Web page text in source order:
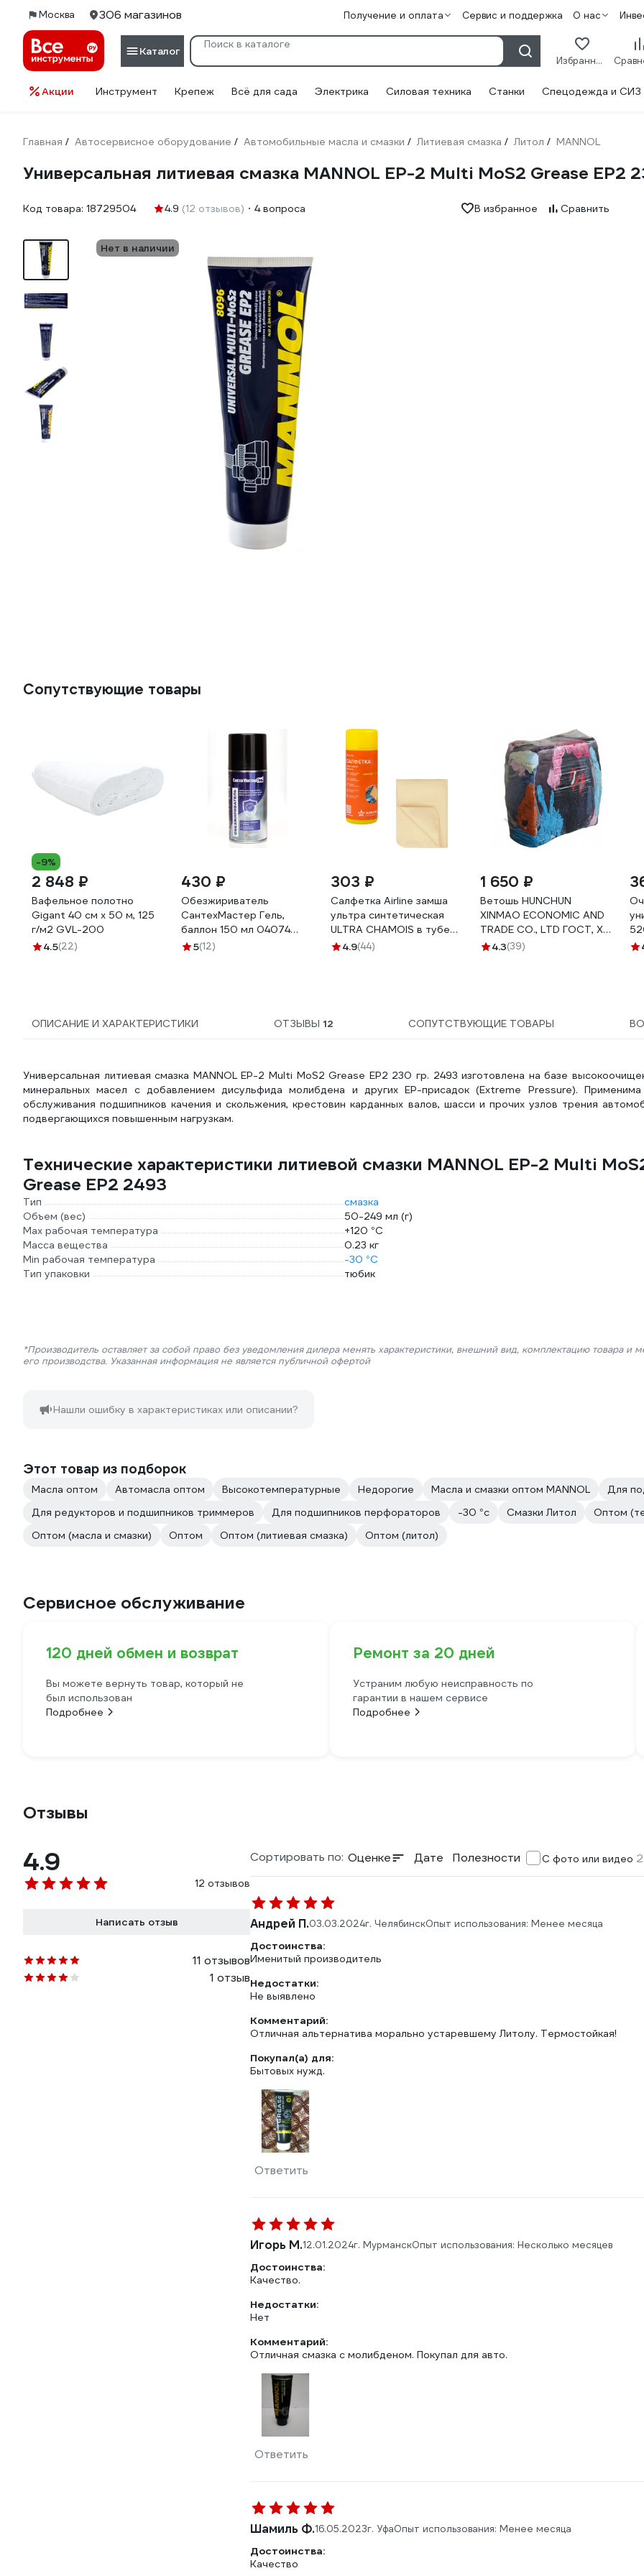
Москва 306 магазинов Получение и оплата Сервис и поддержка О нас
Каталог
Избранное
Акции Инструмент Крепеж Всё для сада Электрика Силовая техника Станки Спецодежда и СИЗ
Главная / Автосервисное оборудование / Автомобильные масла и смазки / Литиевая смазка / Литол / MANNOL
Универсальная литиевая смазка MANNOL EP-2 Multi MoS2 Grease EP2
Код товара: 18729504 4.9 (12 отзывов) 4 вопроса В избранное Сравнить
Нет в наличии
Сопутствующие товары
-9%
2 848 ₽
Вафельное полотно
Gigant 40 см х 50 м, 125
г/м2 GVL-200
4.5(22)
430 ₽
Обезжириватель
СантехМастер Гель,
баллон 150 мл 04074
4630009040743
5(12)
303 ₽
Салфетка Airline замша
ультра синтетическая
ULTRA CHAMOIS в тубе
40х32 см AB-C-03
4.9(44)
1 650 ₽
Ветошь HUNCHUN
XINMAO ECONOMIC AND
TRADE CO., LTD ГОСТ, ХБ
цветной трикотаж,
4.3(39)
ОПИСАНИЕ И ХАРАКТЕРИСТИКИ ОТЗЫВЫ 12 СОПУТСТВУЮЩИЕ ТОВАРЫ
Универсальная литиевая смазка MANNOL EP-2 Multi MoS2 Grease EP2 230 гр. 2493 изготовлена на базе
минеральных масел с добавлением дисульфида молибдена и других ЕР-присадок (Extreme Pressure).
обслуживания подшипников качения и скольжения, крестовин карданных валов, шасси и прочих узлов трения
подвергающихся повышенным нагрузкам.
Технические характеристики литиевой смазки MANNOL EP-2 Multi
Grease EP2 2493
Тип
смазка
Объем (вес)
50-249 мл (г)
Max рабочая температура
+120 °С
Масса вещества
0.23 кг
Min рабочая температура
-30 °С
Тип упаковки
тюбик
*Производитель оставляет за собой право без уведомления дилера менять характеристики, внешний вид, комплектацию товара и
его производства. Указанная информация не является публичной офертой
Нашли ошибку в характеристиках или описании?
Этот товар из подборок
Масла оптом Автомасла оптом Высокотемпературные Недорогие Масла и смазки оптом MANNOL Для
Для редукторов и подшипников триммеров
Для подшипников перфораторов -30 °с Смазки Литол
Оптом
Оптом (масла и смазки)
Оптом Оптом (литиевая смазка) Оптом (литол)
Сервисное обслуживание
120 дней обмен и возврат
Вы можете вернуть товар, который не
был использован
Подробнее
Ремонт за 20 дней
Устраним любую неисправность по
гарантии в нашем сервисе
Подробнее
Отзывы
4.9
12 отзывов
Написать отзыв
11 отзывов
1 отзыв
Сортировать по: Оценке Дате Полезности С фото или видео 2
Андрей П.03.03.2024г. ЧелябинскОпыт использования: Менее месяца
Достоинства:
Именитый производитель
Недостатки:
Не выявлено
Комментарий:
Отличная альтернатива морально устаревшему Литолу. Термостойкая!
Покупал(а) для:
Бытовых нужд.
Ответить
Игорь М.12.01.2024г. МурманскОпыт использования: Несколько месяцев
Достоинства:
Качество.
Недостатки:
Нет
Комментарий:
Отличная смазка с молибденом. Покупал для авто.
Ответить
Шамиль Ф.16.05.2023г. УфаОпыт использования: Менее месяца
Достоинства:
Качество